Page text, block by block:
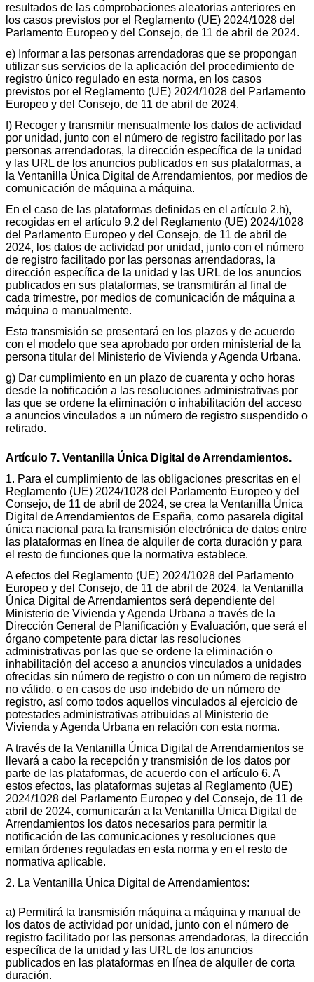
resultados de las comprobaciones aleatorias anteriores en
los casos previstos por el Reglamento (UE) 2024/1028 del
Parlamento Europeo y del Consejo, de 11 de abril de 2024.
e) Informar a las personas arrendadoras que se propongan
utilizar sus servicios de la aplicación del procedimiento de
registro único regulado en esta norma, en los casos
previstos por el Reglamento (UE) 2024/1028 del Parlamento
Europeo y del Consejo, de 11 de abril de 2024.
f) Recoger y transmitir mensualmente los datos de actividad
por unidad, junto con el número de registro facilitado por las
personas arrendadoras, la dirección específica de la unidad
y las URL de los anuncios publicados en sus plataformas, a
la Ventanilla Única Digital de Arrendamientos, por medios de
comunicación de máquina a máquina.
En el caso de las plataformas definidas en el artículo 2.h),
recogidas en el artículo 9.2 del Reglamento (UE) 2024/1028
del Parlamento Europeo y del Consejo, de 11 de abril de
2024, los datos de actividad por unidad, junto con el número
de registro facilitado por las personas arrendadoras, la
dirección específica de la unidad y las URL de los anuncios
publicados en sus plataformas, se transmitirán al final de
cada trimestre, por medios de comunicación de máquina a
máquina o manualmente.
Esta transmisión se presentará en los plazos y de acuerdo
con el modelo que sea aprobado por orden ministerial de la
persona titular del Ministerio de Vivienda y Agenda Urbana.
g) Dar cumplimiento en un plazo de cuarenta y ocho horas
desde la notificación a las resoluciones administrativas por
las que se ordene la eliminación o inhabilitación del acceso
a anuncios vinculados a un número de registro suspendido o
retirado.
Artículo 7. Ventanilla Única Digital de Arrendamientos.
1. Para el cumplimiento de las obligaciones prescritas en el
Reglamento (UE) 2024/1028 del Parlamento Europeo y del
Consejo, de 11 de abril de 2024, se crea la Ventanilla Única
Digital de Arrendamientos de España, como pasarela digital
única nacional para la transmisión electrónica de datos entre
las plataformas en línea de alquiler de corta duración y para
el resto de funciones que la normativa establece.
A efectos del Reglamento (UE) 2024/1028 del Parlamento
Europeo y del Consejo, de 11 de abril de 2024, la Ventanilla
Única Digital de Arrendamientos será dependiente del
Ministerio de Vivienda y Agenda Urbana a través de la
Dirección General de Planificación y Evaluación, que será el
órgano competente para dictar las resoluciones
administrativas por las que se ordene la eliminación o
inhabilitación del acceso a anuncios vinculados a unidades
ofrecidas sin número de registro o con un número de registro
no válido, o en casos de uso indebido de un número de
registro, así como todos aquellos vinculados al ejercicio de
potestades administrativas atribuidas al Ministerio de
Vivienda y Agenda Urbana en relación con esta norma.
A través de la Ventanilla Única Digital de Arrendamientos se
llevará a cabo la recepción y transmisión de los datos por
parte de las plataformas, de acuerdo con el artículo 6. A
estos efectos, las plataformas sujetas al Reglamento (UE)
2024/1028 del Parlamento Europeo y del Consejo, de 11 de
abril de 2024, comunicarán a la Ventanilla Única Digital de
Arrendamientos los datos necesarios para permitir la
notificación de las comunicaciones y resoluciones que
emitan órdenes reguladas en esta norma y en el resto de
normativa aplicable.
2. La Ventanilla Única Digital de Arrendamientos:
a) Permitirá la transmisión máquina a máquina y manual de
los datos de actividad por unidad, junto con el número de
registro facilitado por las personas arrendadoras, la dirección
específica de la unidad y las URL de los anuncios
publicados en las plataformas en línea de alquiler de corta
duración.